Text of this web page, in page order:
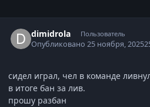
dimidrola Пользователь
Опубликовано25 ноября, 2025
сидел играл, чел в команде
в итоге бан за лив.
прошу разбан